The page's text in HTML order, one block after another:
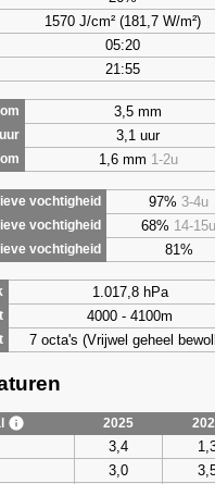
1570 J/cm² (181,7 W/m²)
05:20
21:55
3,5 mm
3,1 uur
1,6 mm 1-2u
vochtigheid 97% 3-4u
vochtigheid 68% 14-15u
vochtigheid 81%
1.017,8 hPa
4000 - 4100m
7 octa's (Vrijwel geheel
2025
3,4
3,0